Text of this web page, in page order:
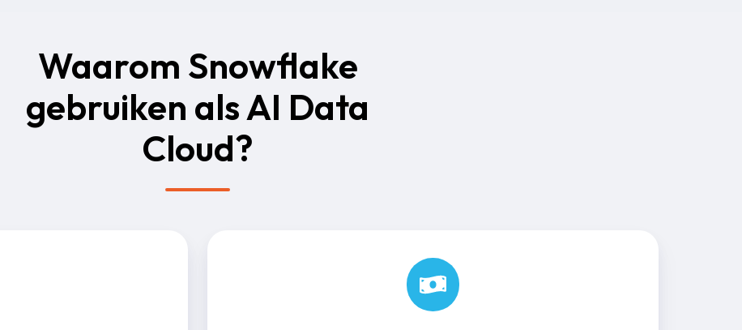
Waarom Snowflake
gebruiken als AI Data
Cloud?